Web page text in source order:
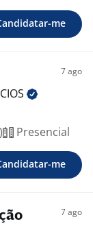
me
7 ago
Presencial
me
7 ago